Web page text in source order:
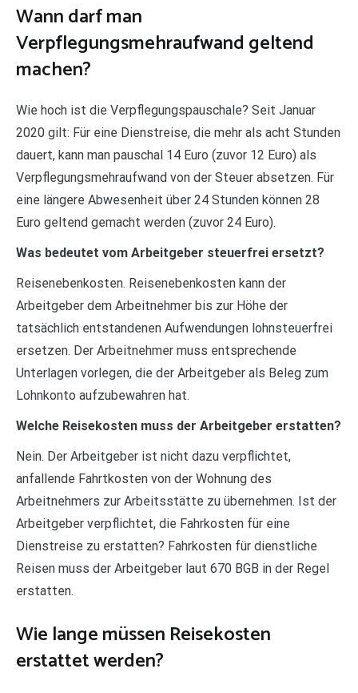
Wann darf man
Verpflegungsmehraufwand geltend
machen?
Wie hoch ist die Verpflegungspauschale? Seit Januar
2020 gilt: Für eine Dienstreise, die mehr als acht Stunden
dauert, kann man pauschal 14 Euro (zuvor 12 Euro) als
Verpflegungsmehraufwand von der Steuer absetzen. Für
eine längere Abwesenheit über 24 Stunden können 28
Euro geltend gemacht werden (zuvor 24 Euro).
Was bedeutet vom Arbeitgeber steuerfrei ersetzt?
Reisenebenkosten. Reisenebenkosten kann der
Arbeitgeber dem Arbeitnehmer bis zur Höhe der
tatsächlich entstandenen Aufwendungen lohnsteuerfrei
ersetzen. Der Arbeitnehmer muss entsprechende
Unterlagen vorlegen, die der Arbeitgeber als Beleg zum
Lohnkonto aufzubewahren hat.
Welche Reisekosten muss der Arbeitgeber erstatten?
Nein. Der Arbeitgeber ist nicht dazu verpflichtet,
anfallende Fahrtkosten von der Wohnung des
Arbeitnehmers zur Arbeitsstätte zu übernehmen. Ist der
Arbeitgeber verpflichtet, die Fahrkosten für eine
Dienstreise zu erstatten? Fahrkosten für dienstliche
Reisen muss der Arbeitgeber laut 670 BGB in der Regel
erstatten.
Wie lange müssen Reisekosten
erstattet werden?